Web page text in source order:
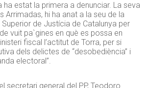
estat la primera a denunciar. La seva
Arrimadas, hi ha anat a la seu de la
Superior de Justícia de Catalunya per
vuit pa`gines en què es possa en
fiscal l’actitut de Torra, per si
dels delictes de “desobediència” i
electoral”.
secretari general del PP, Teodoro